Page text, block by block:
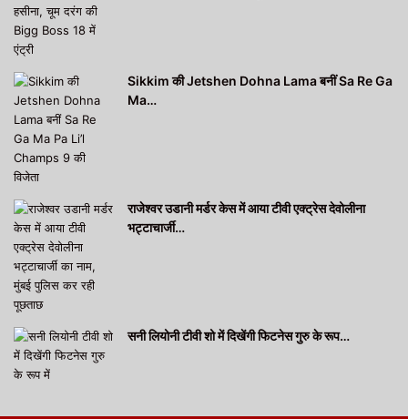
Sikkim की Jetshen Dohna Lama बनीं Sa Re Ga
Ma…
राजेश्वर उडानी मर्डर केस में आया टीवी एक्ट्रेस देवोलीना
भट्टाचार्जी…
सनी लियोनी टीवी शो में दिखेंगी फिटनेस गुरु के रूप…